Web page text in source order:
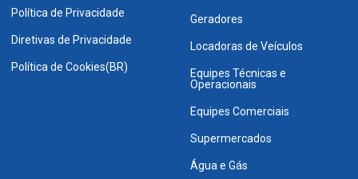
Política de Privacidade
Diretivas de Privacidade
Política de Cookies(BR)
Geradores
Locadoras de Veículos
Equipes Técnicas e
Operacionais
Equipes Comerciais
Supermercados
Água e Gás